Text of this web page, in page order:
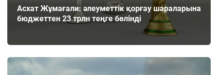
Асхат Жұмағали: әлеуметтік қорғау шараларына
бюджеттен 23 трлн теңге бөлінді